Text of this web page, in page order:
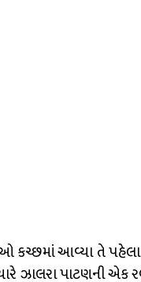
કચ્છમાં આવ્યા તે
ઝાલરા પાટણની એક